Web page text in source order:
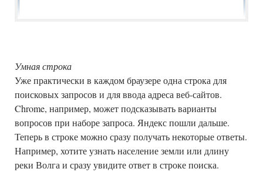
Умная строка
Уже практически в каждом браузере одна строка для
поисковых запросов и для ввода адреса веб-сайтов.
Chrome, например, может подсказывать варианты
вопросов при наборе запроса. Яндекс пошли дальше.
Теперь в строке можно сразу получать некоторые ответы.
Например, хотите узнать население земли или длину
реки Волга и сразу увидите ответ в строке поиска.